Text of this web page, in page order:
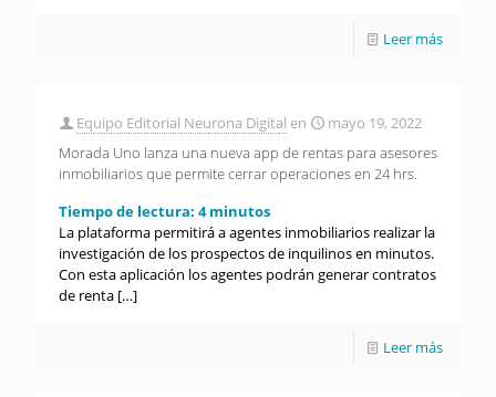
Leer más
Equipo Editorial Neurona Digital en
mayo 19, 2022
Morada Uno lanza una nueva app de rentas para asesores
inmobiliarios que permite cerrar operaciones en 24 hrs.
Tiempo de lectura: 4 minutos
La plataforma permitirá a agentes inmobiliarios realizar la
investigación de los prospectos de inquilinos en minutos.
Con esta aplicación los agentes podrán generar contratos
de renta […]
Leer más